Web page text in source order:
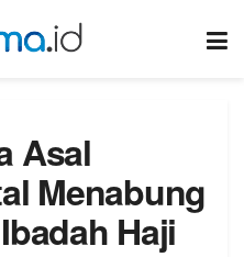
Asal
Menabung
Haji